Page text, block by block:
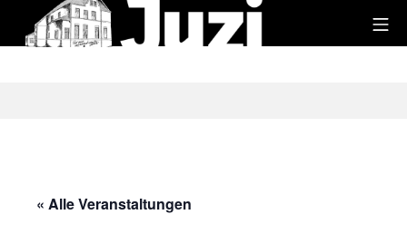
Inhalt
« Alle Veranstaltungen